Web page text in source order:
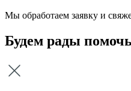
Мы обработаем заявку и
Будем рады